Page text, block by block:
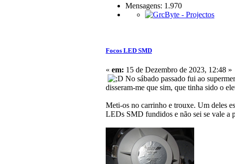
Mensagens: 1.970
Focos LED SMD
« em: 15 de Dezembro de 2023, 12:48 »
No sábado passado fui ao
disseram-me que sim, que tinha sido o
Meti-os no carrinho e trouxe. Um deles
LEDs SMD fundidos e não sei se vale a